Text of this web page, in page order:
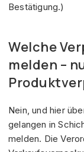
Bestätigung.)
Welche
melden –
Nein, und hier
gelangen in
melden. Die